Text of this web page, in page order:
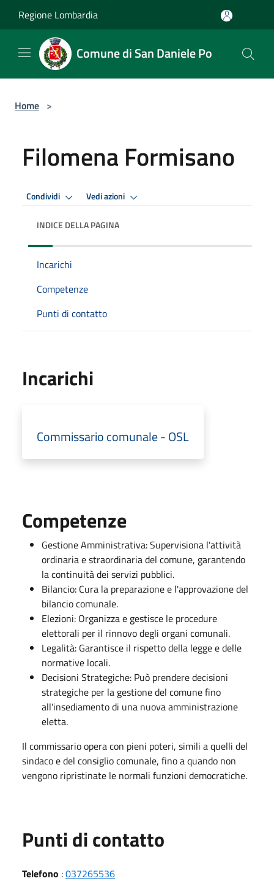
Regione Lombardia
Comune di San Daniele Po
Home >
Filomena Formisano
Condividi Vedi azioni
INDICE DELLA PAGINA
Incarichi
Competenze
Punti di contatto
Incarichi
Commissario comunale - OSL
Competenze
Gestione Amministrativa: Supervisiona l'attività
ordinaria e straordinaria del comune, garantendo
la continuità dei servizi pubblici.
Bilancio: Cura la preparazione e l'approvazione del
bilancio comunale.
Elezioni: Organizza e gestisce le procedure
elettorali per il rinnovo degli organi comunali.
Legalità: Garantisce il rispetto della legge e delle
normative locali.
Decisioni Strategiche: Può prendere decisioni
strategiche per la gestione del comune fino
all'insediamento di una nuova amministrazione
eletta.
Il commissario opera con pieni poteri, simili a quelli del
sindaco e del consiglio comunale, fino a quando non
vengono ripristinate le normali funzioni democratiche.
Punti di contatto
Telefono :037265536